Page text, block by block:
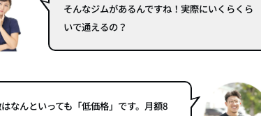
そんなジムがあるんですね！実際にいくらくら
いで通えるの？
なんといっても「低価格」です。月額8